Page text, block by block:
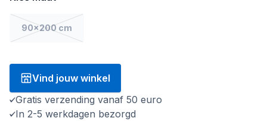
90x200 cm
Vind jouw winkel
Gratis verzending vanaf 50 euro
In 2-5 werkdagen bezorgd